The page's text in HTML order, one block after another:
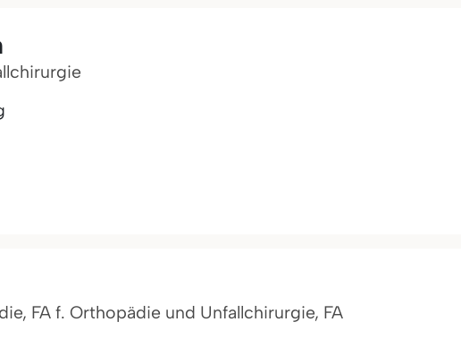
FA f. Orthopädie und Unfallchirurgie, FA